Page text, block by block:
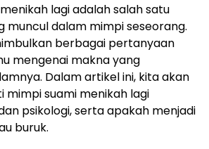
lagi adalah salah satu
muncul dalam mimpi seseorang.
berbagai pertanyaan
mengenai makna yang
Dalam artikel ini, kita akan
mimpi suami menikah lagi
psikologi, serta apakah menjadi
buruk.